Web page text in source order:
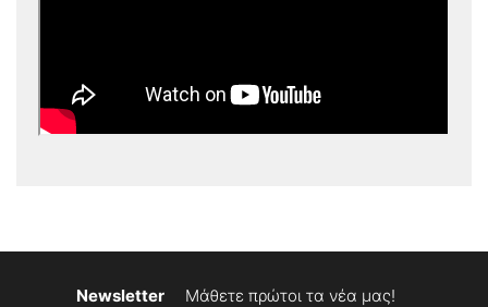
Newsletter
Μάθετε πρώτοι τα νέα μας!